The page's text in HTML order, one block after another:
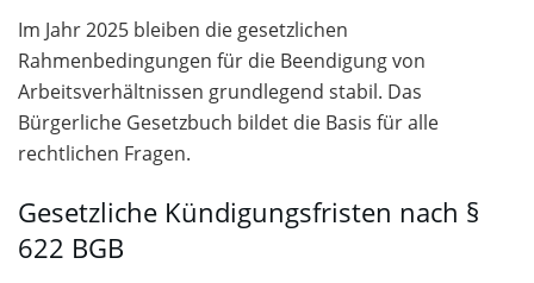
Im Jahr 2025 bleiben die gesetzlichen
Rahmenbedingungen für die Beendigung von
Arbeitsverhältnissen grundlegend stabil. Das
Bürgerliche Gesetzbuch bildet die Basis für alle
rechtlichen Fragen.
Gesetzliche Kündigungsfristen nach §
622 BGB